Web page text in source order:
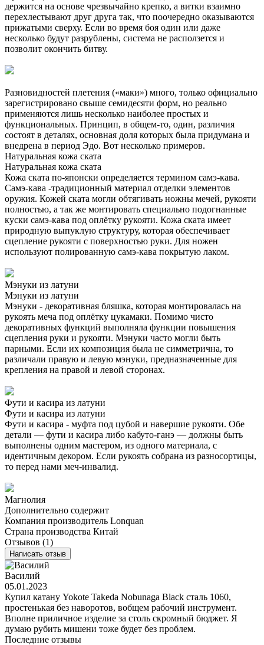
держится на основе чрезвычайно крепко, а витки взаимно
перехлестывают друг друга так, что поочередно оказываются
прижатыми сверху. Если во время боя один или даже
несколько будут разрублены, система не расползется и
позволит окончить битву.
Разновидностей плетения («маки») много, только официально
зарегистрировано свыше семидесяти форм, но реально
применяются лишь несколько наиболее простых и
функциональных. Принцип, в общем-то, один, различия
состоят в деталях, основная доля которых была придумана и
внедрена в период Эдо. Вот несколько примеров.
Натуральная кожа ската
Натуральная кожа ската
Кожа ската по-японски определяется термином самэ-кава.
Самэ-кава -традиционный материал отделки элементов
оружия. Кожей ската могли обтягивать ножны мечей, рукояти
полностью, а так же монтировать специально подогнанные
куски самэ-кава под оплётку рукояти. Кожа ската имеет
природную выпуклую структуру, которая обеспечивает
сцепление рукояти с поверхностью руки. Для ножен
используют полированную самэ-кава покрытую лаком.
Мэнуки из латуни
Мэнуки из латуни
Мэнуки - декоративная бляшка, которая монтировалась на
рукоять меча под оплётку цукамаки. Помимо чисто
декоративных функций выполняла функции повышения
сцепления руки и рукояти. Мэнуки часто могли быть
парными. Если их композиция была не симметрична, то
различали правую и левую мэнуки, предназначенные для
крепления на правой и левой сторонах.
Фути и касира из латуни
Фути и касира из латуни
Фути и касира - муфта под цубой и навершие рукояти. Обе
детали — фути и касира либо кабуто-ганэ — должны быть
выполнены одним мастером, из одного материала, с
идентичным декором. Если рукоять собрана из разносортицы,
то перед нами меч-инвалид.
Магнолия
Дополнительно содержит
Компания производитель Lonquan
Страна производства Китай
Отзывов (1)
Написать отзыв
Василий
05.01.2023
Купил катану Yokote Takeda Nobunaga Black сталь 1060,
простенькая без наворотов, вобщем рабочий инструмент.
Вполне приличное изделие за столь скромный бюджет. Я
думаю рубить мишени тоже будет без проблем.
Последние отзывы